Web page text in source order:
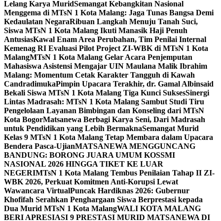
Lelang Karya MuridSemangat Kebangkitan Nasional
Menggema di MTsN 1 Kota Malang: Jaga Tunas Bangsa Demi
Kedaulatan NegaraRibuan Langkah Menuju Tanah Suci,
Siswa MTsN 1 Kota Malang Ikuti Manasik Haji Penuh
AntusiasKawal Enam Area Perubahan, Tim Penilai Internal
Kemenag RI Evaluasi Pilot Project ZI-WBK di MTsN 1 Kota
MalangMTsN 1 Kota Malang Gelar Acara Penjemputan
Mahasiswa Asistensi Mengajar UIN Maulana Malik Ibrahim
Malang: Momentum Cetak Karakter Tangguh di Kawah
CandradimukaPimpin Upacara Terakhir, dr. Gamal Albinsaid
Bekali Siswa MTsN 1 Kota Malang Tiga Kunci SuksesSinergi
Lintas Madrasah: MTsN 1 Kota Malang Sambut Studi Tiru
Pengelolaan Layanan Bimbingan dan Konseling dari MTsN
Kota BogorMatsanewa Berbagi Karya Seni, Dari Madrasah
untuk Pendidikan yang Lebih BermaknaSemangat Murid
Kelas 9 MTsN 1 Kota Malang Tetap Membara dalam Upacara
Bendera Pasca-UjianMATSANEWA MENGGUNCANG
BANDUNG: BORONG JUARA UMUM KOSSMI
NASIONAL 2026 HINGGA TIKET KE LUAR
NEGERIMTsN 1 Kota Malang Tembus Penilaian Tahap II ZI-
WBK 2026, Perkuat Komitmen Anti-Korupsi Lewat
Wawancara VirtualPuncak Hardiknas 2026: Gubernur
Khofifah Serahkan Penghargaan Siswa Berprestasi kepada
Dua Murid MTsN 1 Kota MalangWALI KOTA MALANG
BERI APRESIASI 9 PRESTASI MURID MATSANEWA DI